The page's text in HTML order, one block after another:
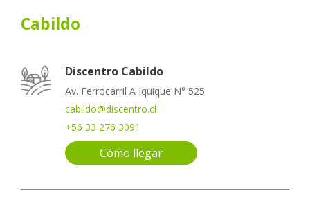
Cabildo
Discentro Cabildo
Av. Ferrocarril A Iquique N° 525
cabildo@discentro.cl
+56 33 276 3091
Cómo llegar